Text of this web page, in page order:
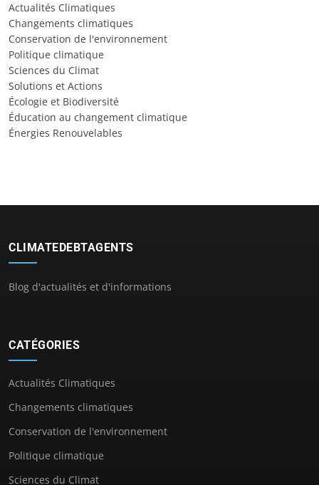
Actualités Climatiques
Changements climatiques
Conservation de l'environnement
Politique climatique
Sciences du Climat
Solutions et Actions
Écologie et Biodiversité
Éducation au changement climatique
Énergies Renouvelables
CLIMATEDEBTAGENTS
Blog d'actualités et d'informations
CATÉGORIES
Actualités Climatiques
Changements climatiques
Conservation de l'environnement
Politique climatique
Sciences du Climat